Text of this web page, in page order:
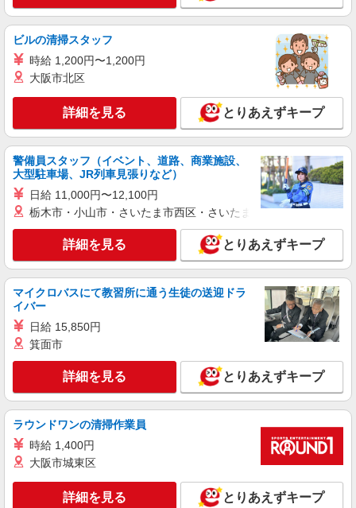
時給1,280円 ※22:00〜翌5:00：時給1,625円 ※
高校生時給1,225円 ※早朝手当（5:00〜9:00）時給
＋150円神奈川県川崎市宮前区鷺沼一丁目2番地1 安
藤マンション1階5区画
キープ 詳細を見る
アルバイト パート
株式会社HITOWA フードサービスカンパニー
福祉施設での調理員【アルバイト・パート】
時給1,350円以上 ※経験によりスタート時給は
変動します。 ※AP評価制度：あり 年1回の評価
により時給を見直します。 ※アルバイト賞与（寸
志）：あり 年2回。勤続年数により金額UP。
前区土橋4丁目8-2）
キープ 詳細を見る
アルバイト
すき家 宮前平店
すき家の店舗スタッフ（接客・調理・清掃な
ど）
時給1,563円
神奈川県川崎市宮前区馬絹1-5-5 ソアールシ
ーノ 1F
キープ 詳細を見る
アルバイト パート
すき家 鷺沼駅前店
ビルの清掃スタッフ
時給 1,200円〜1,200円
大阪市北区
詳細を見る とりあえずキープ
警備員スタッフ（イベント、道路、商業施設、
大型駐車場、JR列車見張りなど）
日給 11,000円〜12,100円
栃木市・小山市・さいたま市西区・さいたま市岩槻区・久喜市・
詳細を見る とりあえずキープ
マイクロバスにて教習所に通う生徒の送迎ドラ
イバー
日給 15,850円
箕面市
詳細を見る とりあえずキープ
ラウンドワンの清掃作業員
時給 1,400円
大阪市城東区
詳細を見る とりあえずキープ